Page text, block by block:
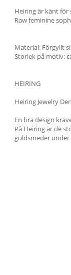
Heiring är känt för
Raw feminine
Material: Förgyllt
Storlek på motiv:
HEIRING
Heiring Jewelry
En bra design
På Heiring är de
guldsmeder